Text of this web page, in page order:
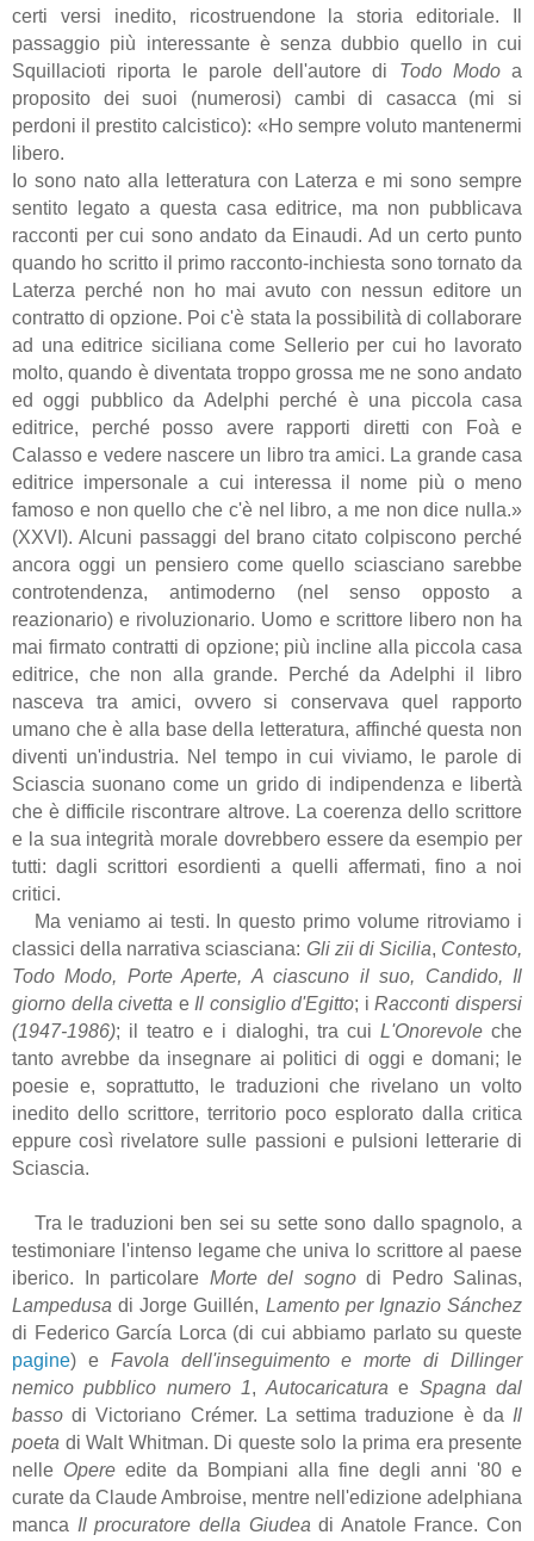
certi versi inedito, ricostruendone la storia editoriale. Il
passaggio più interessante è senza dubbio quello in cui
Squillacioti riporta le parole dell'autore di Todo Modoa
proposito dei suoi (numerosi) cambi di casacca (mi si
perdoni il prestito calcistico): «Ho sempre voluto mantenermi
libero.
Io sono nato alla letteratura con Laterza e mi sono sempre
sentito legato a questa casa editrice, ma non pubblicava
racconti per cui sono andato da Einaudi. Ad un certo punto
quando ho scritto il primo racconto-inchiesta sono tornato da
Laterza perché non ho mai avuto con nessun editore un
contratto di opzione. Poi c'è stata la possibilità di collaborare
ad una editrice siciliana come Sellerio per cui ho lavorato
molto, quando è diventata troppo grossa me ne sono andato
ed oggi pubblico da Adelphi perché è una piccola casa
editrice, perché posso avere rapporti diretti con Foà e
Calasso e vedere nascere un libro tra amici. La grande casa
editrice impersonale a cui interessa il nome più o meno
famoso e non quello che c'è nel libro, a me non dice nulla.»
(XXVI). Alcuni passaggi del brano citato colpiscono perché
ancora oggi un pensiero come quello sciasciano sarebbe
controtendenza, antimoderno (nel senso opposto a
reazionario) e rivoluzionario. Uomo e scrittore libero non ha
mai firmato contratti di opzione; più incline alla piccola casa
editrice, che non alla grande. Perché da Adelphi il libro
nasceva tra amici, ovvero si conservava quel rapporto
umano che è alla base della letteratura, affinché questa non
diventi un'industria. Nel tempo in cui viviamo, le parole di
Sciascia suonano come un grido di indipendenza e libertà
che è difficile riscontrare altrove. La coerenza dello scrittore
e la sua integrità morale dovrebbero essere da esempio per
tutti: dagli scrittori esordienti a quelli affermati, fino a noi
critici.
Ma veniamo ai testi. In questo primo volume ritroviamo i
classici della narrativa sciasciana: Gli zii di Sicilia, Contesto,
Todo Modo, Porte Aperte, A ciascuno il suo, Candido, Il
giorno della civetta eIl consiglio d'Egitto; iRacconti dispersi
(1947-1986); il teatro e i dialoghi, tra cui L'Onorevoleche
tanto avrebbe da insegnare ai politici di oggi e domani; le
poesie e, soprattutto, le traduzioni che rivelano un volto
inedito dello scrittore, territorio poco esplorato dalla critica
eppure così rivelatore sulle passioni e pulsioni letterarie di
Sciascia.
Tra le traduzioni ben sei su sette sono dallo spagnolo, a
testimoniare l'intenso legame che univa lo scrittore al paese
iberico. In particolare Morte del sognodi Pedro Salinas,
Lampedusa di Jorge Guillén, Lamento per Ignazio Sánchez
di Federico García Lorca (di cui abbiamo parlato su queste
pagine) e Favola dell'inseguimento e morte di Dillinger
nemico pubblico numero 1,Autocaricatura e Spagna dal
basso di Victoriano Crémer. La settima traduzione è da Il
poeta di Walt Whitman. Di queste solo la prima era presente
nelle Opere edite da Bompiani alla fine degli anni '80 e
curate da Claude Ambroise, mentre nell'edizione adelphiana
manca Il procuratore della Giudea di Anatole France. Con